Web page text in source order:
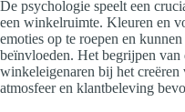
De psychologie speelt een
een winkelruimte. Kleuren en
emoties op te roepen en
beïnvloeden. Het begrijpen
winkeleigenaren bij het
atmosfeer en klantbeleving